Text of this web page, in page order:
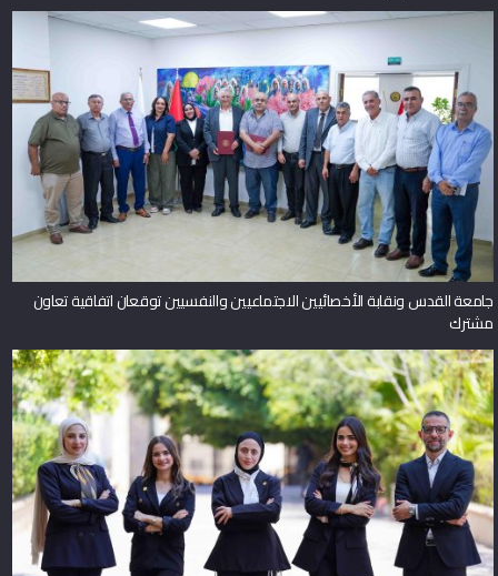
جامعة القدس ونقابة الأخصائيين الاجتماعيين والنفسيين توقعان اتفاقية تعاون
مشترك